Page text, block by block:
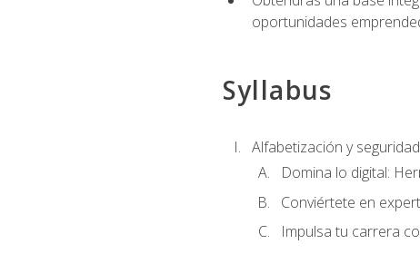
oportunidades
Syllabus
Alfabetización y
Domina lo digital:
Conviértete en
Impulsa tu carrera